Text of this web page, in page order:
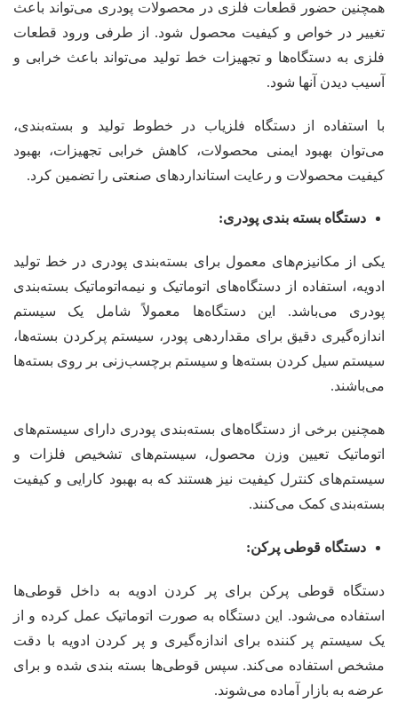
همچنین حضور قطعات فلزی در محصولات پودری می‌تواند باعث
تغییر در خواص و کیفیت محصول شود. از طرفی ورود قطعات
فلزی به دستگاه‌ها و تجهیزات خط تولید می‌تواند باعث خرابی و
آسیب دیدن آنها شود.
با استفاده از دستگاه فلزیاب در خطوط تولید و بسته‌بندی،
می‌توان بهبود ایمنی محصولات، کاهش خرابی تجهیزات، بهبود
کیفیت محصولات و رعایت استانداردهای صنعتی را تضمین کرد.
دستگاه بسته بندی پودری:
یکی از مکانیزم‌های معمول برای بسته‌بندی پودری در خط تولید
ادویه، استفاده از دستگاه‌های اتوماتیک و نیمه‌اتوماتیک بسته‌بندی
پودری می‌باشد. این دستگاه‌ها معمولاً شامل یک سیستم
اندازه‌گیری دقیق برای مقداردهی پودر، سیستم پرکردن بسته‌ها،
سیستم سیل کردن بسته‌ها و سیستم برچسب‌زنی بر روی بسته‌ها
می‌باشند.
همچنین برخی از دستگاه‌های بسته‌بندی پودری دارای سیستم‌های
اتوماتیک تعیین وزن محصول، سیستم‌های تشخیص فلزات و
سیستم‌های کنترل کیفیت نیز هستند که به بهبود کارایی و کیفیت
بسته‌بندی کمک می‌کنند.
دستگاه قوطی پرکن:
دستگاه قوطی پرکن برای پر کردن ادویه به داخل قوطی‌ها
استفاده می‌شود. این دستگاه به صورت اتوماتیک عمل کرده و از
یک سیستم پر کننده برای اندازه‌گیری و پر کردن ادویه با دقت
مشخص استفاده می‌کند. سپس قوطی‌ها بسته بندی شده و برای
عرضه به بازار آماده می‌شوند.